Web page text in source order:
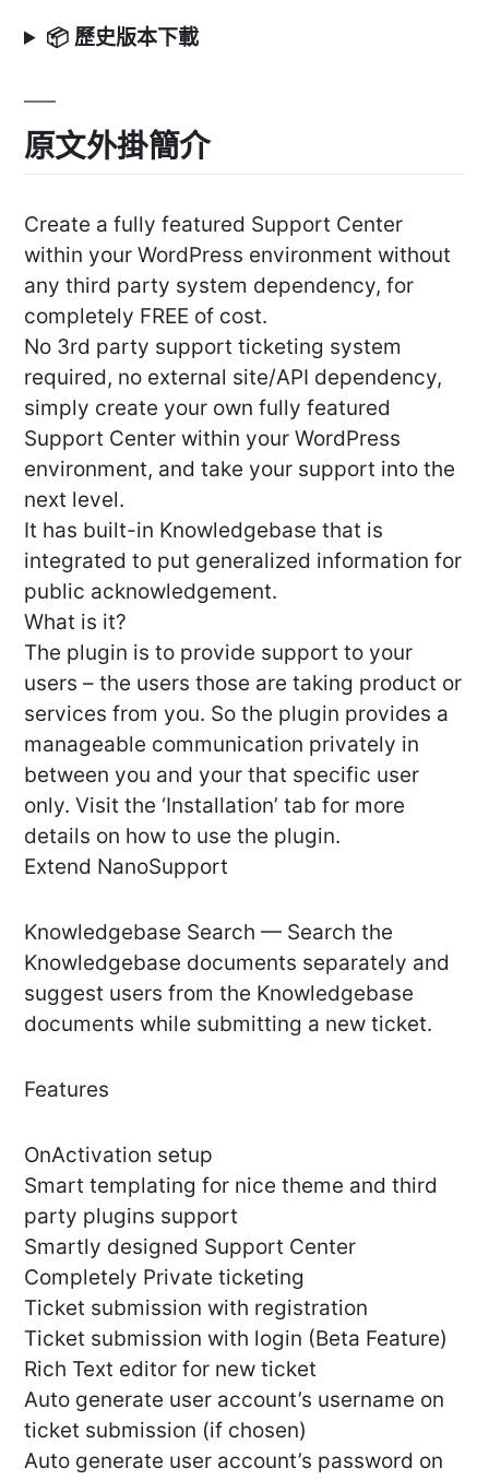
📦 歷史版本下載
原文外掛簡介
Create a fully featured Support Center
within your WordPress environment without
any third party system dependency, for
completely FREE of cost.
No 3rd party support ticketing system
required, no external site/API dependency,
simply create your own fully featured
Support Center within your WordPress
environment, and take your support into the
next level.
It has built-in Knowledgebase that is
integrated to put generalized information for
public acknowledgement.
What is it?
The plugin is to provide support to your
users – the users those are taking product or
services from you. So the plugin provides a
manageable communication privately in
between you and your that specific user
only. Visit the ‘Installation’ tab for more
details on how to use the plugin.
Extend NanoSupport
Knowledgebase Search — Search the
Knowledgebase documents separately and
suggest users from the Knowledgebase
documents while submitting a new ticket.
Features
OnActivation setup
Smart templating for nice theme and third
party plugins support
Smartly designed Support Center
Completely Private ticketing
Ticket submission with registration
Ticket submission with login (Beta Feature)
Rich Text editor for new ticket
Auto generate user account’s username on
ticket submission (if chosen)
Auto generate user account’s password on